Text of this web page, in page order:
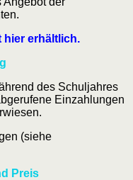
hier erhältlich.
des Schuljahres
Einzahlungen
(siehe
Preis